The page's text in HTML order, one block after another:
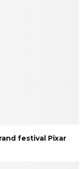
festival Pixar